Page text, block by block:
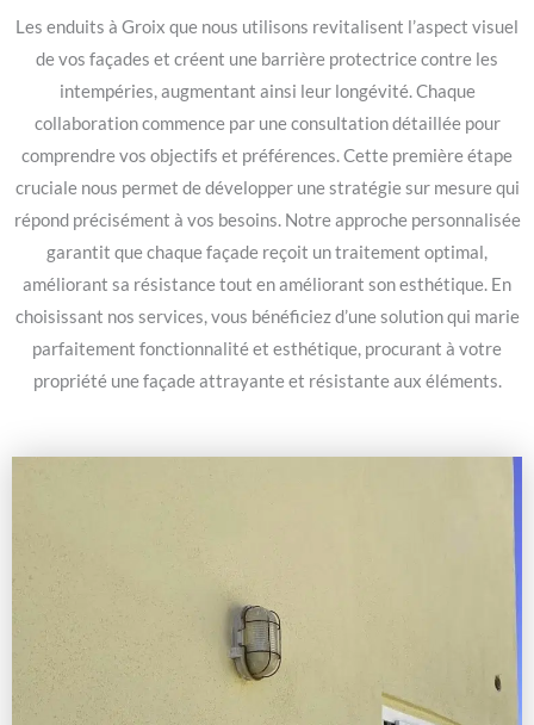
Les enduits à Groix que nous utilisons revitalisent l’aspect visuel
de vos façades et créent une barrière protectrice contre les
intempéries, augmentant ainsi leur longévité. Chaque
collaboration commence par une consultation détaillée pour
comprendre vos objectifs et préférences. Cette première étape
cruciale nous permet de développer une stratégie sur mesure qui
répond précisément à vos besoins. Notre approche personnalisée
garantit que chaque façade reçoit un traitement optimal,
améliorant sa résistance tout en améliorant son esthétique. En
choisissant nos services, vous bénéficiez d’une solution qui marie
parfaitement fonctionnalité et esthétique, procurant à votre
propriété une façade attrayante et résistante aux éléments.